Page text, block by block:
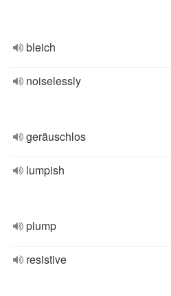
bleich
noiselessly
geräuschlos
lumpish
plump
resistive